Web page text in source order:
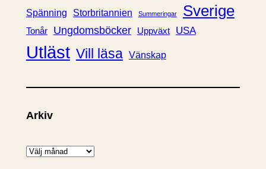
Spänning Storbritannien Summeringar Sverige
Tonår Ungdomsböcker Uppväxt USA
Utläst Vill läsa Vänskap
Arkiv
A